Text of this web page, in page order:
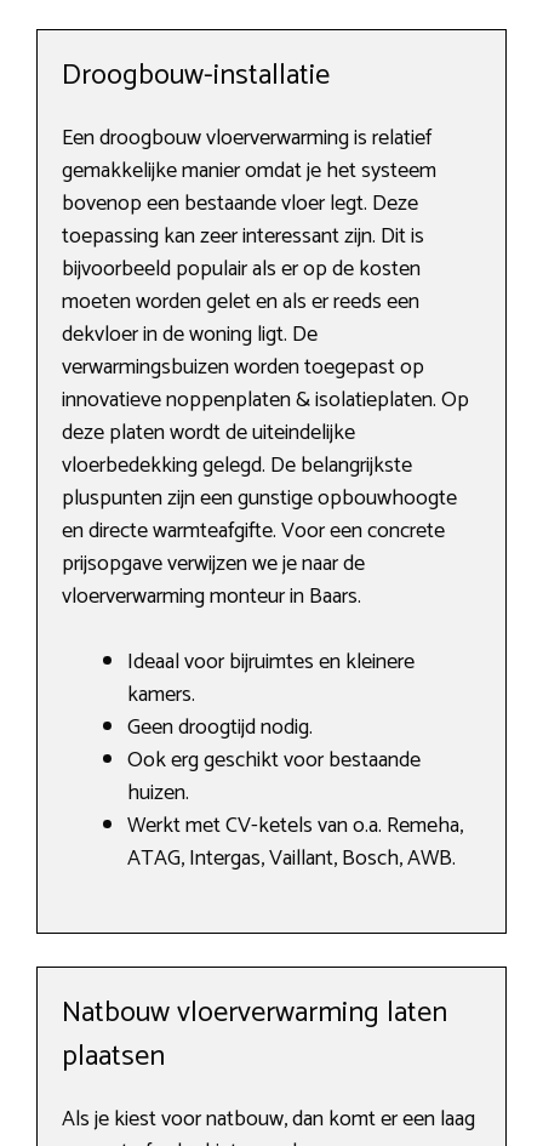
Droogbouw-installatie
Een droogbouw vloerverwarming is relatief
gemakkelijke manier omdat je het systeem
bovenop een bestaande vloer legt. Deze
toepassing kan zeer interessant zijn. Dit is
bijvoorbeeld populair als er op de kosten
moeten worden gelet en als er reeds een
dekvloer in de woning ligt. De
verwarmingsbuizen worden toegepast op
innovatieve noppenplaten & isolatieplaten. Op
deze platen wordt de uiteindelijke
vloerbedekking gelegd. De belangrijkste
pluspunten zijn een gunstige opbouwhoogte
en directe warmteafgifte. Voor een concrete
prijsopgave verwijzen we je naar de
vloerverwarming monteur in Baars.
Ideaal voor bijruimtes en kleinere
kamers.
Geen droogtijd nodig.
Ook erg geschikt voor bestaande
huizen.
Werkt met CV-ketels van o.a. Remeha,
ATAG, Intergas, Vaillant, Bosch, AWB.
Natbouw vloerverwarming laten
plaatsen
Als je kiest voor natbouw, dan komt er een laag